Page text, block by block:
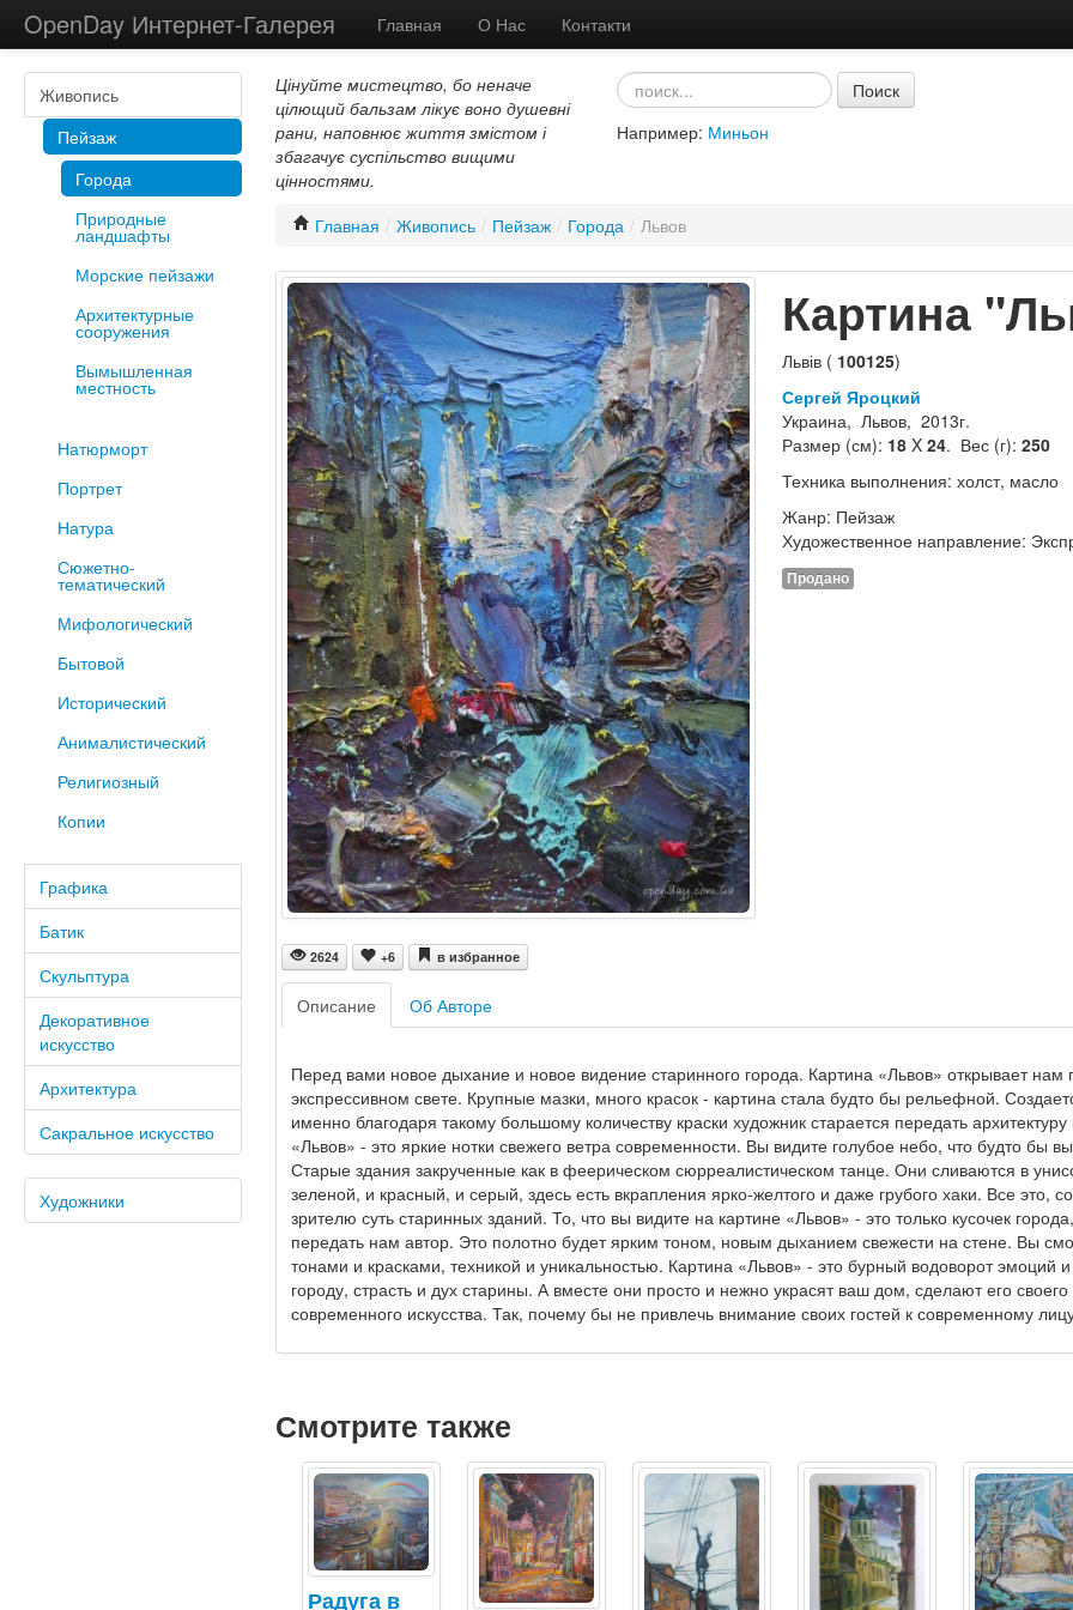
OpenDay Интернет-Галерея Главная О Нас Контакти
Живопись
Пейзаж
Города
Природные
ландшафты
Морские пейзажи
Архитектурные
сооружения
Вымышленная
местность
Натюрморт
Портрет
Натура
Сюжетно-
тематический
Мифологический
Бытовой
Исторический
Анималистический
Религиозный
Копии
Графика
Батик
Скульптура
Декоративное
искусство
Архитектура
Сакральное искусство
Художники
Цінуйте мистецтво, бо неначе
цілющий бальзам лікує воно душевні
рани, наповнює життя змістом і
збагачує суспільство вищими
цінностями.
Поиск
Например: Миньон
Главная / Живопись / Пейзаж / Города / Львов
2624 +6 в избранное
Картина
Львів ( 100125)
Сергей Яроцкий
Украина, Львов, 2013г.
Размер (см): 18X 24. Вес (г): 250
Техника выполнения: холст, масло
Жанр: Пейзаж
Художественное направление:
Продано
Описание Об Авторе
Перед вами новое дыхание и новое видение старинного города. Картина «Львов» открывает нам
экспрессивном свете. Крупные мазки, много красок - картина стала будто бы рельефной.
именно благодаря такому большому количеству краски художник старается передать
«Львов» - это яркие нотки свежего ветра современности. Вы видите голубое небо, что будто бы
Старые здания закрученные как в феерическом сюрреалистическом танце. Они сливаются в
зеленой, и красный, и серый, здесь есть вкрапления ярко-желтого и даже грубого хаки. Все это,
зрителю суть старинных зданий. То, что вы видите на картине «Львов» - это только кусочек
передать нам автор. Это полотно будет ярким тоном, новым дыханием свежести на стене. Вы
тонами и красками, техникой и уникальностью. Картина «Львов» - это бурный водоворот эмоций и
городу, страсть и дух старины. А вместе они просто и нежно украсят ваш дом, сделают его
современного искусства. Так, почему бы не привлечь внимание своих гостей к современному
Смотрите также
Радуга в